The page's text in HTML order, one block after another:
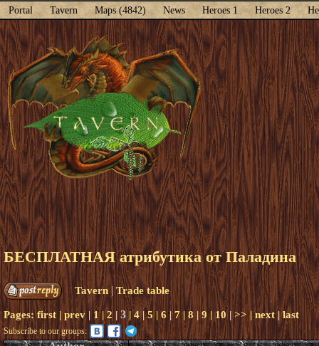
Portal Tavern Maps (4842) News Heroes 1 Heroes 2
БЕСПЛАТНАЯ атрибутика от Паладина
Tavern| Trade table
Pages:first | prev | 1|2 | 3| 4|5 | 6 |7 | 8| 9 |10 |>> |next |last
Subscribe to our groups: